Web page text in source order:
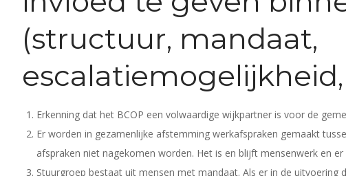
(structuur, mandaat,
Erkenning dat het BCOP een volwaardige wijkpartner is voor de
Er worden in gezamenlijke afstemming werkafspraken gemaakt
afspraken niet nagekomen worden. Het is en blijft mensenwerk en
Stuurgroep bestaat uit mensen met mandaat. Als er in de